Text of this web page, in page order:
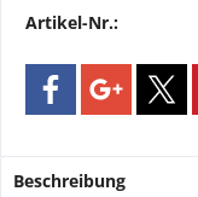
Artikel-Nr.:
Beschreibung